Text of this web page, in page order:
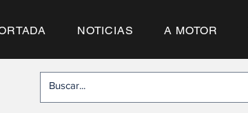
NOTICIAS A MOTOR